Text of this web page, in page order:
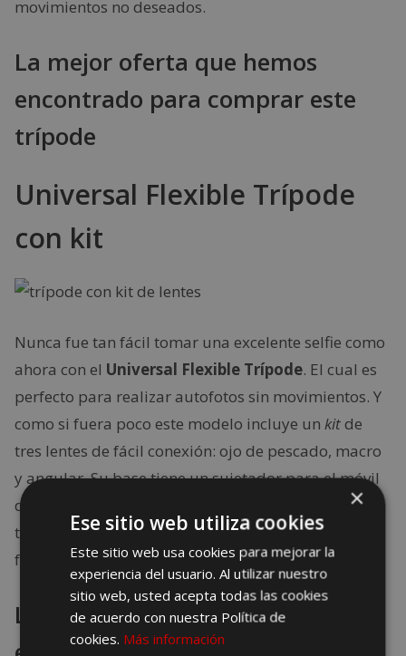
movimientos no deseados.
La mejor oferta que hemos
encontrado para comprar este
trípode
Universal Flexible Trípode
con kit
Nunca fue tan fácil tomar una excelente selfie como
ahora con el Universal Flexible Trípode. El cual es
perfecto para realizar autofotos sin movimientos. Y
como si fuera poco este modelo incluye un kitde
tres lentes de fácil conexión: ojo de pescado, macro
y angular. Su base tiene un sujetador para el móvil
dándole firmeza y seguridad. Así que con este
trípode no tienes escusas para no hacer las mejores
fotos de tu vida.
La mejor oferta que hemos
×
Ese sitio web utiliza cookies
Este sitio web usa cookies para mejorar la
experiencia del usuario. Al utilizar nuestro
sitio web, usted acepta todas las cookies
de acuerdo con nuestra Política de
cookies. Más información